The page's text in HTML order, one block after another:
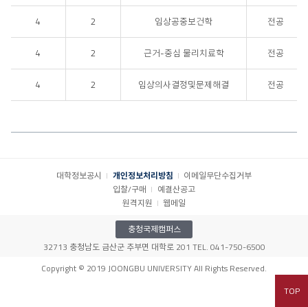
4 2 임상공중보건학 전공
4 2 근거-중심 물리치료학 전공
4 2 임상의사결정및문제해결 전공
대학정보공시 개인정보처리방침
이메일무단수집거부
입찰/구매
예결산공고
원격지원
웹메일
TOP
충청국제캠퍼스
32713 충청남도 금산군 추부면 대학로 201 TEL. 041-750-6500
Copyright © 2019 JOONGBU UNIVERSITY All Rights Reserved.